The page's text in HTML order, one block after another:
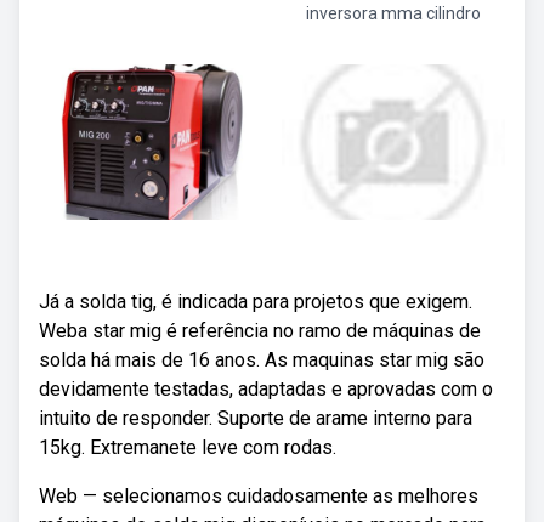
inversora mma cilindro
Já a solda tig, é indicada para projetos que exigem.
Weba star mig é referência no ramo de máquinas de
solda há mais de 16 anos. As maquinas star mig são
devidamente testadas, adaptadas e aprovadas com o
intuito de responder. Suporte de arame interno para
15kg. Extremanete leve com rodas.
Web — selecionamos cuidadosamente as melhores